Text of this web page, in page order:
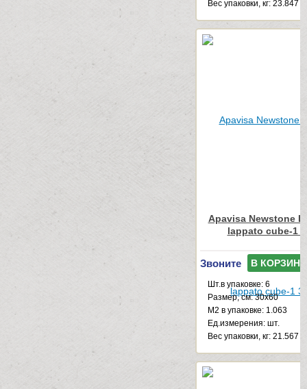
Веc упаковки, кг: 23.847
Apavisa Newstone
lappato cube-1
Звоните В КОРЗИНУ
Шт.в упаковке: 6
Размер, см: 30x60
М2 в упаковке: 1.063
Ед.измерения: шт.
Веc упаковки, кг: 21.567